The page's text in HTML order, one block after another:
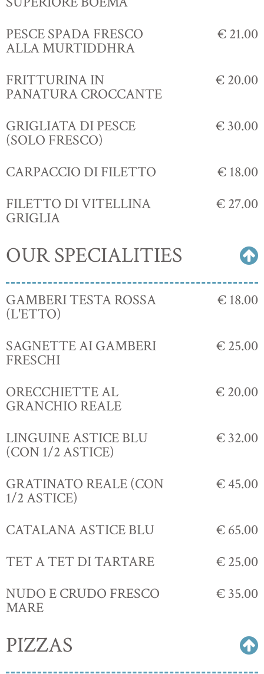
PESCE SPADA FRESCO
ALLA MURTIDDHRA
€ 21.00
FRITTURINA IN
PANATURA CROCCANTE
€ 20.00
GRIGLIATA DI PESCE
(SOLO FRESCO)
€ 30.00
CARPACCIO DI FILETTO
€ 18.00
FILETTO DI VITELLINA
GRIGLIA
€ 27.00
OUR SPECIALITIES
GAMBERI TESTA ROSSA
(L'ETTO)
€ 18.00
SAGNETTE AI GAMBERI
FRESCHI
€ 25.00
ORECCHIETTE AL
GRANCHIO REALE
€ 20.00
LINGUINE ASTICE BLU
(CON 1/2 ASTICE)
€ 32.00
GRATINATO REALE (CON
1/2 ASTICE)
€ 45.00
CATALANA ASTICE BLU
€ 65.00
TET A TET DI TARTARE
€ 25.00
NUDO E CRUDO FRESCO
MARE
€ 35.00
PIZZAS